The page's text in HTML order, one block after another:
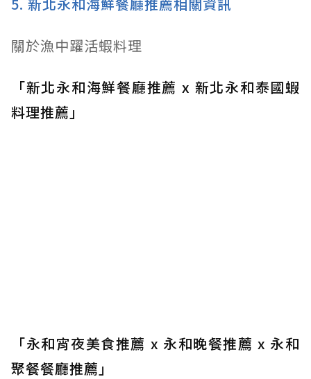
關於漁中躍活蝦料理
「新北永和海鮮餐廳推薦 x 新北永和泰國蝦
料理推薦」
「永和宵夜美食推薦 x 永和晚餐推薦 x 永和
聚餐餐廳推薦」